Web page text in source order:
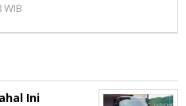
WIB
Ini